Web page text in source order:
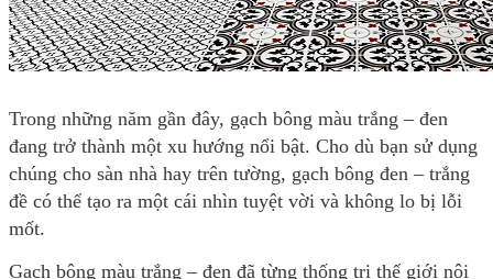
Trong những năm gần đây, gạch bông màu trắng – đen
đang trở thành một xu hướng nổi bật. Cho dù bạn sử dụng
chúng cho sàn nhà hay trên tường, gạch bông đen – trắng
đề có thể tạo ra một cái nhìn tuyệt vời và không lo bị lỗi
mốt.
Gạch bông màu trắng – đen đã từng thống trị thế giới nội